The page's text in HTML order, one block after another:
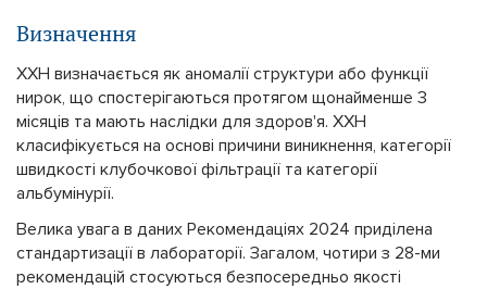
Визначення
ХХН визначається як аномалії структури або функції
нирок, що спостерігаються протягом щонайменше 3
місяців та мають наслідки для здоров'я. ХХН
класифікується на основі причини виникнення, категорії
швидкості клубочкової фільтрації та категорії
альбумінурії.
Велика увага в даних Рекомендаціях 2024 приділена
стандартизації в лабораторії. Загалом, чотири з 28-ми
рекомендацій стосуються безпосередньо якості